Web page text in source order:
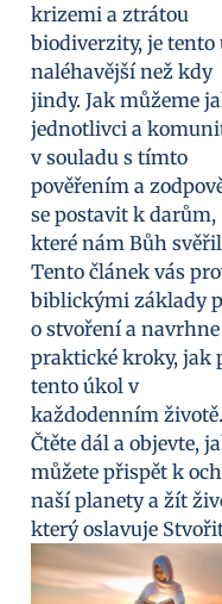
krizemi a ztrátou
biodiverzity, je tento
naléhavější než kdy
jindy. Jak můžeme
jednotlivci a
v souladu s tímto
pověřením a
se postavit k darům,
které nám Bůh
Tento článek vás
biblickými základy
o stvoření a navrhne
praktické kroky, jak
tento úkol v
každodenním životě.
Čtěte dál a objevte,
můžete přispět k
naší planety a žít
který oslavuje